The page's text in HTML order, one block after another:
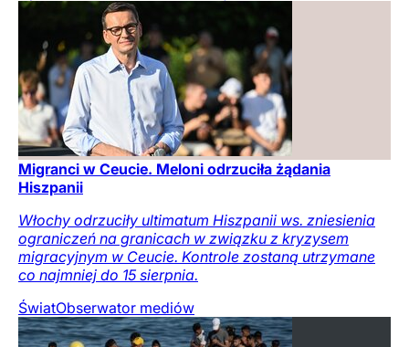
Migranci w Ceucie. Meloni odrzuciła żądania
Hiszpanii
Włochy odrzuciły ultimatum Hiszpanii ws. zniesienia
ograniczeń na granicach w związku z kryzysem
migracyjnym w Ceucie. Kontrole zostaną utrzymane
co najmniej do 15 sierpnia.
ŚwiatObserwator mediów